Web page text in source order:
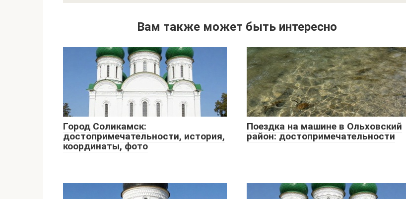
Вам также может быть интересно
Город Соликамск:
достопримечательности, история,
координаты, фото
Поездка на машине в Ольховский
район: достопримечательности